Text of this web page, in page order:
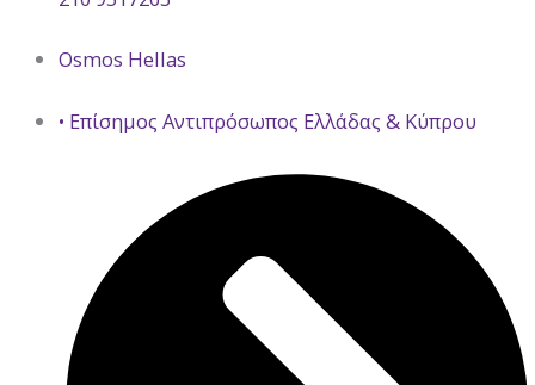
Osmos Hellas
• Επίσημος Αντιπρόσωπος Ελλάδας & Κύπρου